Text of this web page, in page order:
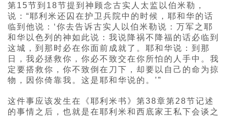
第15节到18节提到神顾念古实人太监以伯米勒，
说：“耶利米还囚在护卫兵院中的时候，耶和华的话
临到他说：‘你去告诉古实人以伯米勒说：万军之耶
和华以色列的神如此说：我说降祸不降福的话必临到
这城，到那时必在你面前成就了。耶和华说：到那
日，我必拯救你，你必不致交在你所怕的人手中。我
定要搭救你，你不致倒在刀下，却要以自己的命为掠
物，因你倚靠我。这是耶和华说的。’”
这件事应该发生在《耶利米书》第38章第28节记述
的事情之后，也就是在耶利米和西底家王私下会谈之